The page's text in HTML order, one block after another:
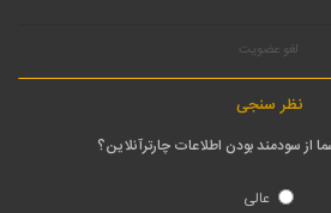
لغو عضویت
نظر سنجی
از سودمند بودن اطلاعات چارترآنلاین؟
عالی